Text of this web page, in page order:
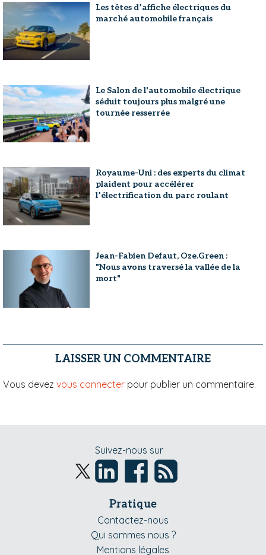
Les têtes d’affiche électriques du
marché automobile français
Le Salon de l'automobile électrique
séduit toujours plus malgré une
tournée resserrée
Royaume-Uni : des experts du climat
plaident pour accélérer
l’électrification du parc roulant
Jean-Fabien Defaut, Oze.Green :
"Nous avons traversé la vallée de la
mort"
LAISSER UN COMMENTAIRE
Vous devez vous connecter pour publier un commentaire.
Suivez-nous sur
Pratique
Contactez-nous
Qui sommes nous ?
Mentions légales